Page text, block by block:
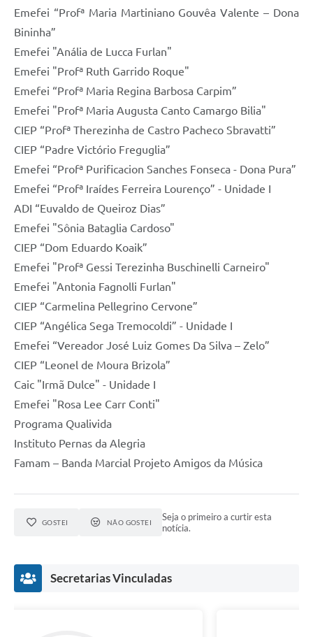
Emefei “Profª Maria Martiniano Gouvêa Valente – Dona
Bininha”
Emefei "Anália de Lucca Furlan"
Emefei "Profª Ruth Garrido Roque"
Emefei “Profª Maria Regina Barbosa Carpim”
Emefei "Profª Maria Augusta Canto Camargo Bilia"
CIEP “Profª Therezinha de Castro Pacheco Sbravatti”
CIEP “Padre Victório Freguglia”
Emefei “Profª Purificacion Sanches Fonseca - Dona Pura”
Emefei “Profª Iraídes Ferreira Lourenço” - Unidade I
ADI “Euvaldo de Queiroz Dias”
Emefei "Sônia Bataglia Cardoso"
CIEP “Dom Eduardo Koaik”
Emefei "Profª Gessi Terezinha Buschinelli Carneiro"
Emefei "Antonia Fagnolli Furlan"
CIEP “Carmelina Pellegrino Cervone”
CIEP “Angélica Sega Tremocoldi” - Unidade I
Emefei “Vereador José Luiz Gomes Da Silva – Zelo”
CIEP “Leonel de Moura Brizola”
Caic "Irmã Dulce" - Unidade I
Emefei "Rosa Lee Carr Conti"
Programa Qualivida
Instituto Pernas da Alegria
Famam – Banda Marcial Projeto Amigos da Música
GOSTEI NÃO GOSTEI
Seja o primeiro a curtir esta
notícia.
Secretarias Vinculadas